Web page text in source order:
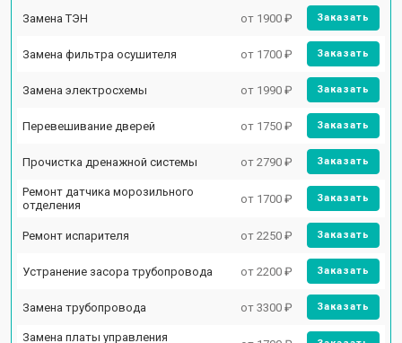
Замена ТЭН от 1900 ₽ Заказать
Замена фильтра осушителя от 1700 ₽ Заказать
Замена электросхемы от 1990 ₽ Заказать
Перевешивание дверей от 1750 ₽ Заказать
Прочистка дренажной системы от 2790 ₽ Заказать
Ремонт датчика морозильного
отделения
от 1700 ₽ Заказать
Ремонт испарителя от 2250 ₽ Заказать
Устранение засора трубопровода от 2200 ₽ Заказать
Замена трубопровода от 3300 ₽ Заказать
Замена платы управления